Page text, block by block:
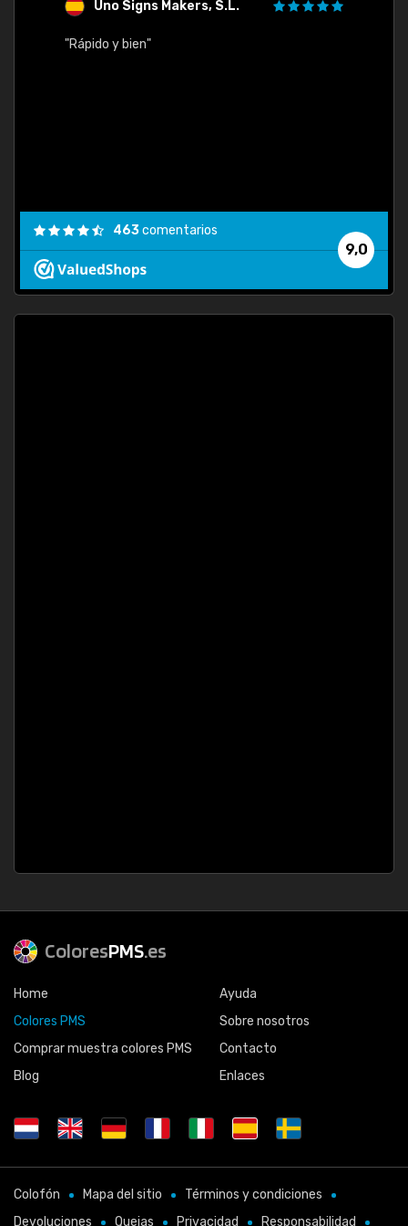
Uno Signs Makers, S.L.
"Rápido y bien"
9,0
463comentarios
ColoresPMS.es
Home
Colores PMS
Comprar muestra colores PMS
Blog
Ayuda
Sobre nosotros
Contacto
Enlaces
Colofón Mapa del sitio
Términos y condiciones
Devoluciones
Quejas Privacidad Responsabilidad